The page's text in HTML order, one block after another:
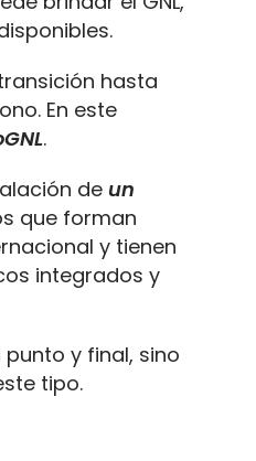
hasta
En este
.
de un
que forman
y tienen
integrados y
y final, sino
tipo.